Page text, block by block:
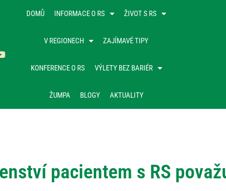
DOMŮ INFORMACE O RS ŽIVOT S RS
V REGIONECH ZAJÍMAVÉ TIPY
KONFERENCE O RS VÝLETY BEZ BARIÉR
ŽUMPA BLOGY AKTUALITY
pacientem s RS